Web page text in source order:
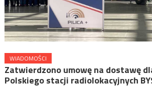
WIADOMOŚCI
Zatwierdzono umowę na dostawę
Polskiego stacji radiolokacyjnych